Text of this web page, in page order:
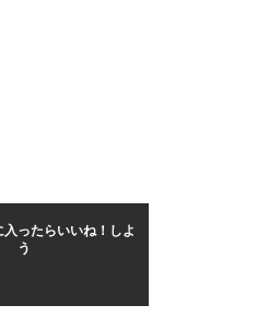
ったらいいね！しよ
う